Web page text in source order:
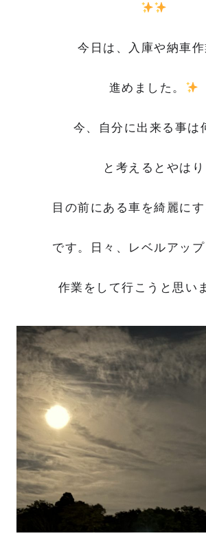
今日は、入庫や納車
進めました。
今、自分に出来る事は
と考えるとやはり
目の前にある車を綺麗にす
です。日々、レベルアッ
作業をして行こうと思い